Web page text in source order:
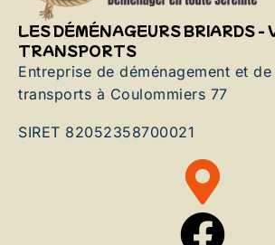
LES DÉMÉNAGEURS BRIARDS -
TRANSPORTS
Entreprise de déménagement et de
transports à Coulommiers 77
SIRET 82052358700021